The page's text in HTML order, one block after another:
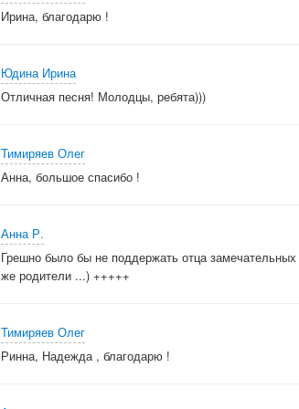
Ирина, благодарю !
Юдина Ирина
Отличная песня! Молодцы, ребята)))
Тимиряев Олег
Анна, большое спасибо !
Анна Р.
Грешно было бы не поддержать отца
же родители ...) +++++
Тимиряев Олег
Ринна, Надежда , благодарю !